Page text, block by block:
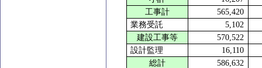
工事計
565,420
業務受託
5,102
建設工事等
570,522
設計監理
16,110
総計
586,632